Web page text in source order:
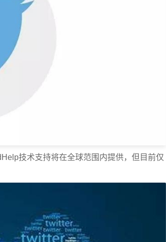
技术支持将在全球范围内提供，但目前仅